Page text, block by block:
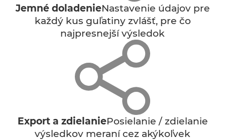
Jemné doladenieNastavenie údajov pre
každý kus guľatiny zvlášť, pre čo
najpresnejší výsledok
Export a zdielaniePosielanie / zdielanie
výsledkov meraní cez akýkoľvek